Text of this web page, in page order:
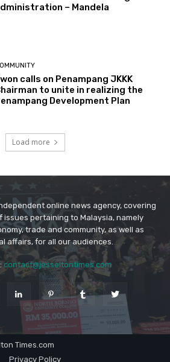
online news agency, covering
issues pertaining to Malaysia, namely
trade and community, as well as
affairs, for all our audiences.
contact@jesseltontimes.com
Times.com
Privacy Policy